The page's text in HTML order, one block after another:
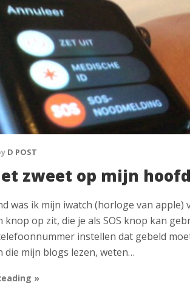
D POST
zweet op mijn
was ik mijn iwatch (horloge van
knop op zit, die je als SOS knop kan
instellen dat gebeld
die mijn blogs lezen, weten…
»